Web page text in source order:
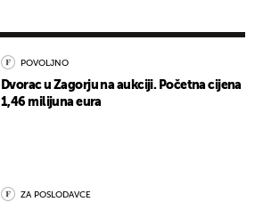
POVOLJNO
Dvorac u Zagorju na aukciji. Početna cijena
1,46 milijuna eura
ZA POSLODAVCE